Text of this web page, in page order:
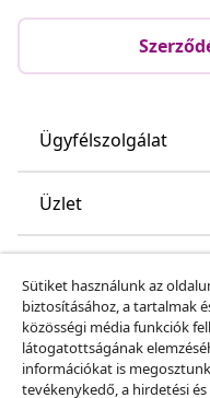
Ügyfélszolgálat
Üzlet
Fedezz fel többet
Sütiket használunk az
biztosításához, a tartalmak
közösségi média funkciók
látogatottságának
információkat is
tevékenykedő, a hirdetési